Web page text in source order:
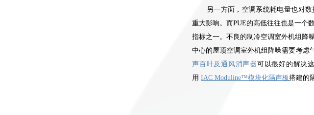
另一方面，空调系统耗电量也对
重大影响。而PUE的高低往往也是一个
指标之一。不良的制冷空调室外机组降
中心的屋顶空调室外机组降噪需要考虑
声百叶及通风消声器可以很好的解决
用 IAC Moduline™模块化隔声板搭建的